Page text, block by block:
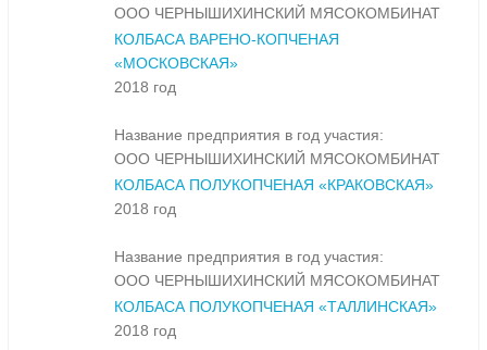
ООО ЧЕРНЫШИХИНСКИЙ МЯСОКОМБИНАТ
КОЛБАСА ВАРЕНО-КОПЧЕНАЯ
«МОСКОВСКАЯ»
2018 год
Название предприятия в год участия:
ООО ЧЕРНЫШИХИНСКИЙ МЯСОКОМБИНАТ
КОЛБАСА ПОЛУКОПЧЕНАЯ «КРАКОВСКАЯ»
2018 год
Название предприятия в год участия:
ООО ЧЕРНЫШИХИНСКИЙ МЯСОКОМБИНАТ
КОЛБАСА ПОЛУКОПЧЕНАЯ «ТАЛЛИНСКАЯ»
2018 год